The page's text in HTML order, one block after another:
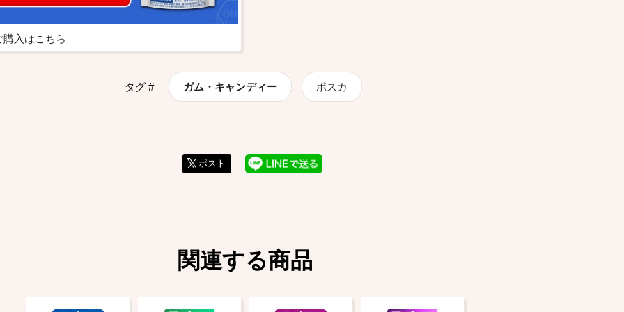
入はこちら
タグ # ガム・キャンディー ポスカ
ポスト
関連する商品